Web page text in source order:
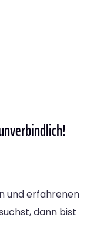
und erfahrenen
dann bist